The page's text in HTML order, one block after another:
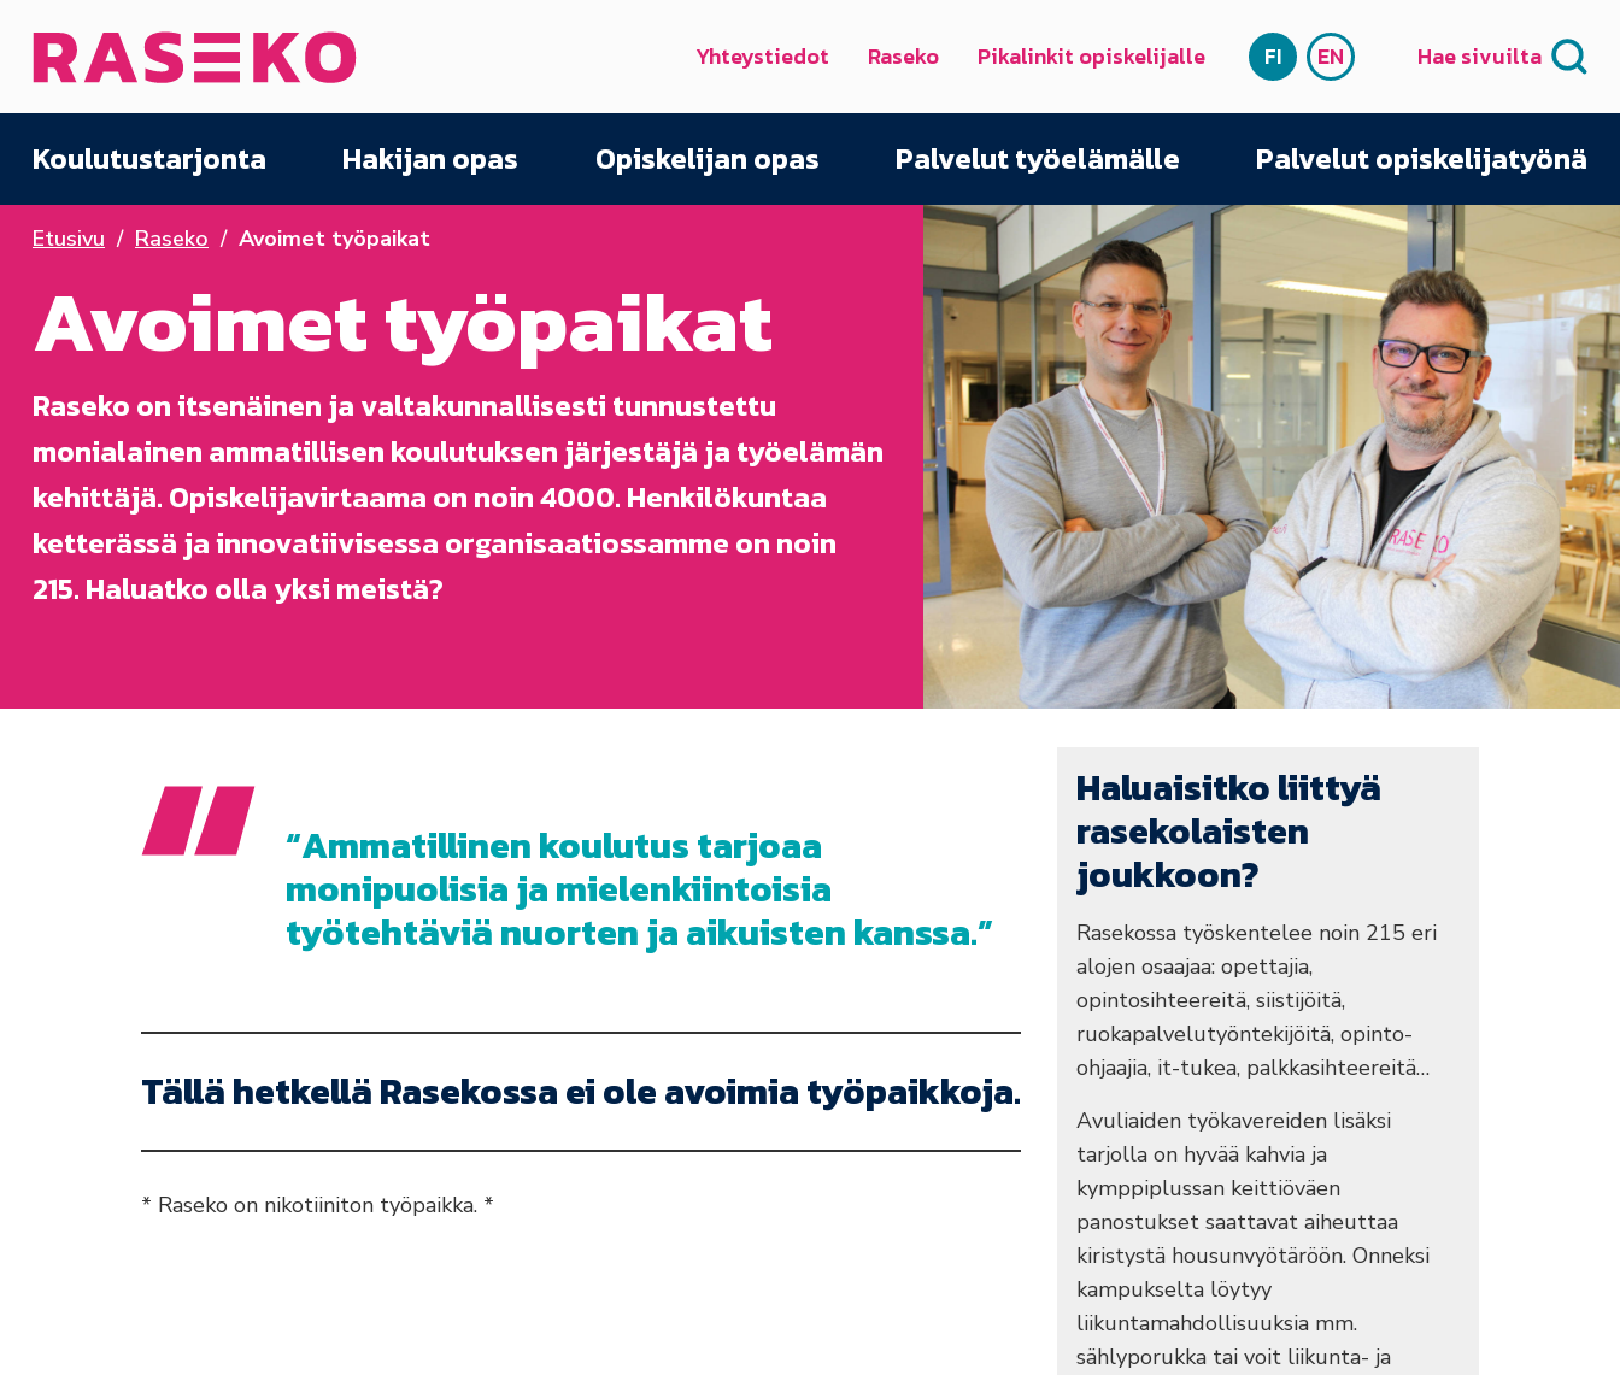
Etusivu Yhteystiedot Raseko Pikalinkit opiskelijalle SUOMI
FI ENGLISH
EN Hae sivuilta
Koulutustarjonta Hakijan opas Opiskelijan opas Palvelut työelämälle Palvelut opiskelijatyönä
Etusivu Raseko Avoimet työpaikat
Avoimet työpaikat
Raseko on itsenäinen ja valtakunnallisesti tunnustettu
monialainen ammatillisen koulutuksen järjestäjä ja työelämän
kehittäjä. Opiskelijavirtaama on noin 4000. Henkilökuntaa
ketterässä ja innovatiivisessa organisaatiossamme on noin
215. Haluatko olla yksi meistä?
Ammatillinen koulutus tarjoaa
monipuolisia ja mielenkiintoisia
työtehtäviä nuorten ja aikuisten kanssa.
Tällä hetkellä Rasekossa ei ole avoimia työpaikkoja.
* Raseko on nikotiiniton työpaikka. *
Haluaisitko liittyä
rasekolaisten
joukkoon?
Rasekossa työskentelee noin 215 eri
alojen osaajaa: opettajia,
opintosihteereitä, siistijöitä,
ruokapalvelutyöntekijöitä, opinto-
ohjaajia, it-tukea, palkkasihteereitä…
Avuliaiden työkavereiden lisäksi
tarjolla on hyvää kahvia ja
kymppiplussan keittiöväen
panostukset saattavat aiheuttaa
kiristystä housunvyötäröön. Onneksi
kampukselta löytyy
liikuntamahdollisuuksia mm.
sählyporukka tai voit liikunta- ja